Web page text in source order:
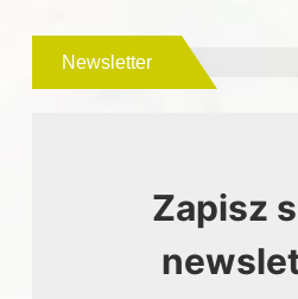
Newsletter
Zapisz